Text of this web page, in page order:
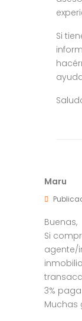
Si
Maru
Buenas,
Si
agente/
3%
Muchas